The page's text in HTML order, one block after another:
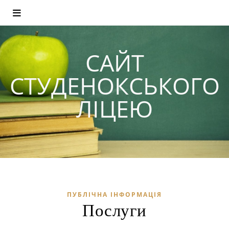
САЙТ
СТУДЕНОКСЬКОГО
ЛІЦЕЮ
ПУБЛІЧНА ІНФОРМАЦІЯ
Послуги